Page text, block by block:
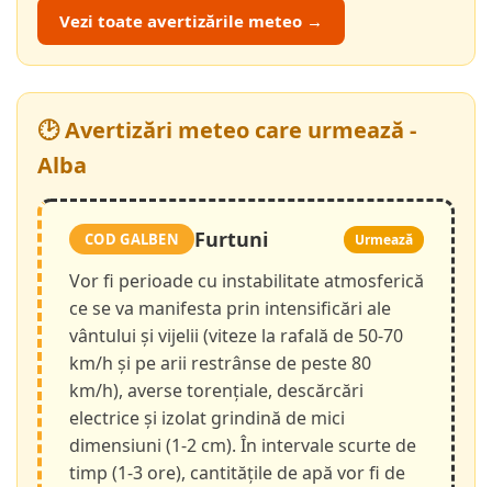
Vezi toate avertizările meteo →
🕑 Avertizări meteo care urmează -
Alba
COD GALBEN Furtuni Urmează
Vor fi perioade cu instabilitate atmosferică
ce se va manifesta prin intensificări ale
vântului și vijelii (viteze la rafală de 50-70
km/h și pe arii restrânse de peste 80
km/h), averse torențiale, descărcări
electrice și izolat grindină de mici
dimensiuni (1-2 cm). În intervale scurte de
timp (1-3 ore), cantitățile de apă vor fi de